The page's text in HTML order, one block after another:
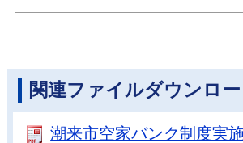
関連ファイルダウンロー
潮来市空家バンク制度実